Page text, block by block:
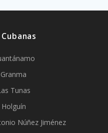
Tunas
Núñez Jiménez